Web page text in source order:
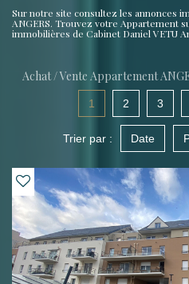
Sur notre site consultez les annonces
ANGERS. Trouvez votre Appartement
immobilières de Cabinet Daniel VETU
Achat / Vente Appartement
1 2 3
Trier par : Date